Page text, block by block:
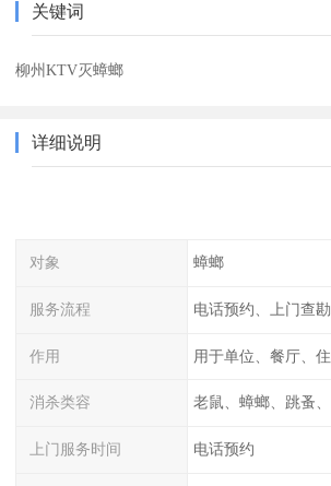
关键词
柳州KTV灭蟑螂
详细说明
对象 蟑螂
服务流程
作用
消杀类容 老鼠、蟑螂、跳蚤
上门服务时间 电话预约